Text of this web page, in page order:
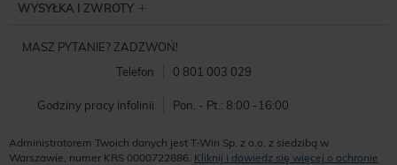
WYSYŁKA I ZWROTY
MASZ PYTANIE? ZADZWOŃ!
Telefon
0 801 003 029
Godziny pracy infolinii Pon. - Pt.: 8:00 -16:00
Administratorem Twoich danych jest T-Win Sp. z o.o. z siedzibą w
Warszawie, numer KRS 0000722886. Kliknij i dowiedz się więcej o ochronie